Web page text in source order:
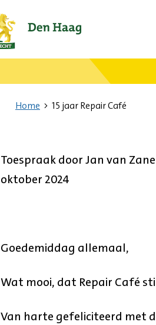
Home 15 jaar Repair Café
Toespraak door Jan van
oktober 2024
Goedemiddag allemaal,
Wat mooi, dat Repair Café
Van harte gefeliciteerd met